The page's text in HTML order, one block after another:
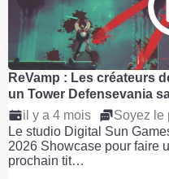
ReVamp : Les créateurs
un Tower Defensevania
il y a 4 mois
Soyez le
Le studio Digital Sun
2026 Showcase pour faire
prochain tit…